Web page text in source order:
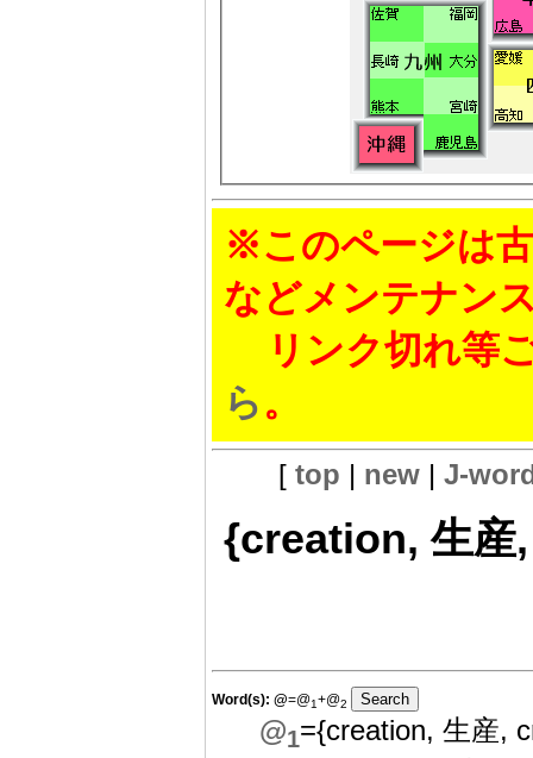
※このページは
などメンテナン
リンク切れ等
ら。
[ top | new| J-
{creation, 生産
Word(s): @=@1+@2
@1={creation, 生産,